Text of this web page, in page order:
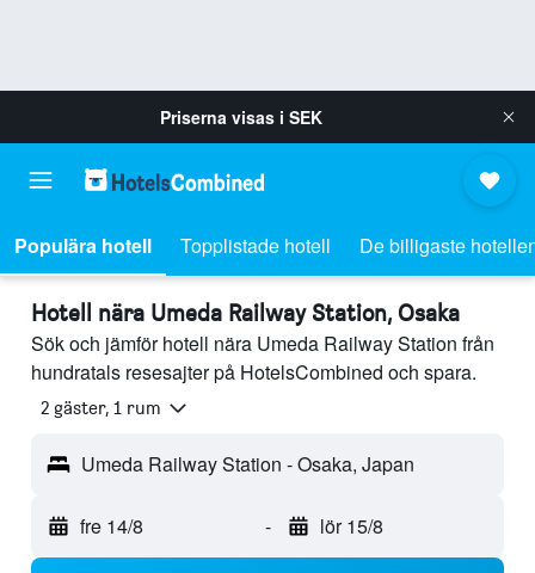
Priserna visas i SEK
Populära hotell Topplistade hotell De billigaste
Hotell nära Umeda Railway Station, Osaka
Sök och jämför hotell nära Umeda Railway Station från
hundratals resesajter på HotelsCombined och spara.
2 gäster, 1 rum
Umeda Railway Station - Osaka, Japan
fre 14/8 - lör 15/8